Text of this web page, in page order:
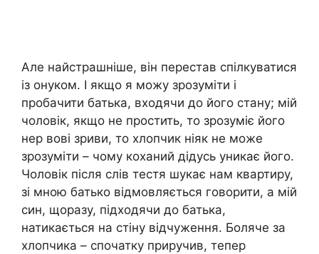
Але найстрашніше, він перестав спілкуватися
із онуком. І якщо я можу зрозуміти і
пробачити батька, входячи до його стану; мій
чоловік, якщо не простить, то зрозуміє його
нер вові зриви, то хлопчик ніяк не може
зрозуміти – чому коханий дідусь уникає його.
Чоловік після слів тестя шукає нам квартиру,
зі мною батько відмовляється говорити, а мій
син, щоразу, підходячи до батька,
натикається на стіну відчуження. Боляче за
хлопчика – спочатку приручив, тепер